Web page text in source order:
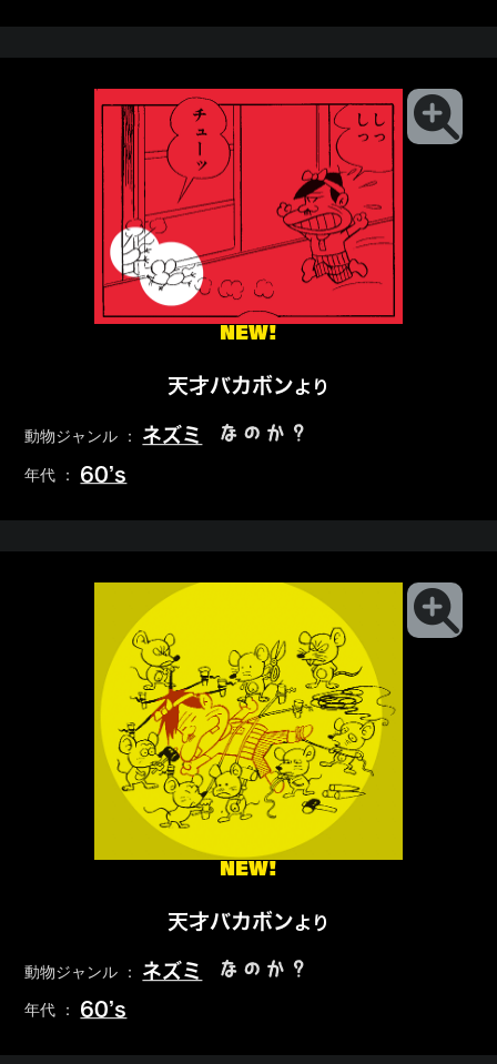
NEW!
天才バカボンより
動物ジャンル ： ネズミ なのか？
年代 ： 60’s
NEW!
天才バカボンより
動物ジャンル ： ネズミ なのか？
年代 ： 60’s